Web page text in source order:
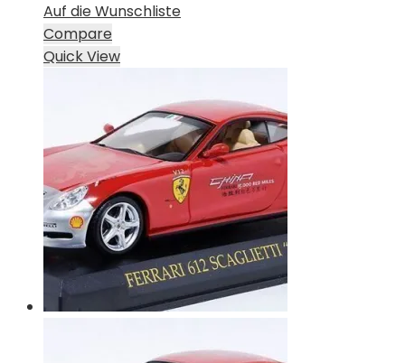
Auf die Wunschliste
Compare
Quick View